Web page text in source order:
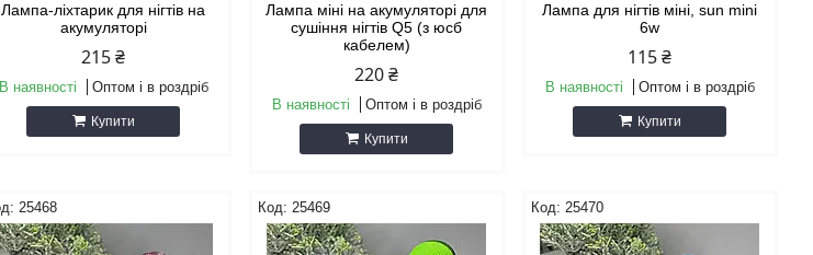
Лампа-ліхтарик для нігтів на
акумуляторі
215 ₴
В наявності Оптом і в роздріб
Купити
Лампа міні на акумуляторі для
сушіння нігтів Q5 (з юсб
кабелем)
220 ₴
В наявності Оптом і в роздріб
Купити
Лампа для нігтів міні, sun mini
6w
115 ₴
В наявності Оптом і в роздріб
Купити
25468 25469 25470